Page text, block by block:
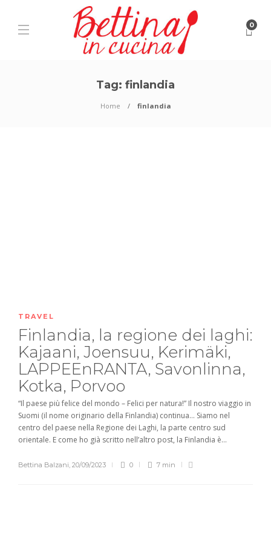
0
Tag: finlandia
Home finlandia
TRAVEL
Finlandia, la regione dei laghi:
Kajaani, Joensuu, Kerimäki,
LAPPEEnRANTA, Savonlinna,
Kotka, Porvoo
“Il paese più felice del mondo – Felici per natura!” Il nostro viaggio in
Suomi (il nome originario della Finlandia) continua… Siamo nel
centro del paese nella Regione dei Laghi, la parte centro sud
orientale. E come ho già scritto nell’altro post, la Finlandia è...
Bettina Balzani, 20/09/2023 0 7 min